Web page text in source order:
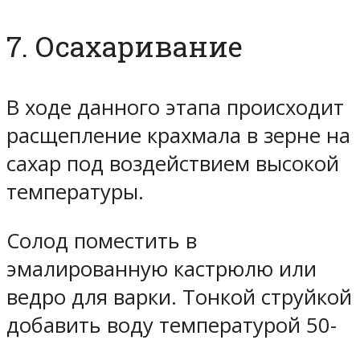
7. Осахаривание
В ходе данного этапа происходит
расщепление крахмала в зерне на
сахар под воздействием высокой
температуры.
Солод поместить в
эмалированную кастрюлю или
ведро для варки. Тонкой струйкой
добавить воду температурой 50-